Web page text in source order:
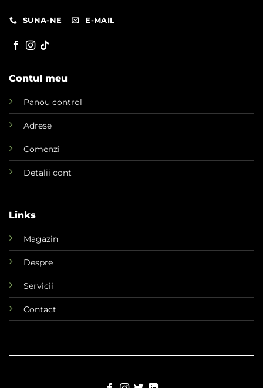
SUNA-NE E-MAIL
Contul meu
Panou control
Adrese
Comenzi
Detalii cont
Links
Magazin
Despre
Servicii
Contact